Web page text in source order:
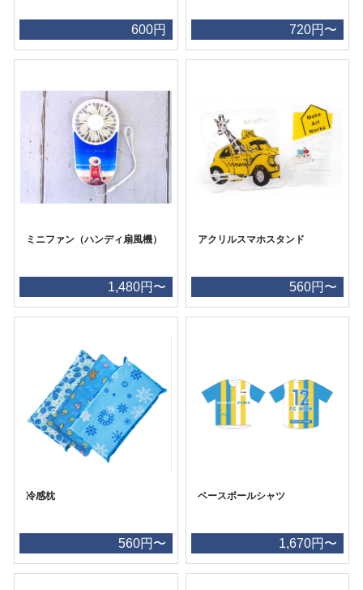
600円 720円〜
ミニファン（ハンディ扇風機）
1,480円〜
アクリルスマホスタンド
560円〜
冷感枕
560円〜
ベースボールシャツ
1,670円〜